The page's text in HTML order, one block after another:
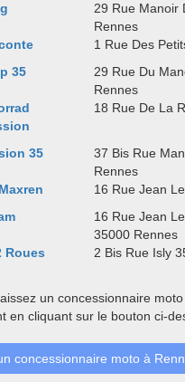
29 Rue Manoir
Rennes
1 Rue Des
35
29 Rue Du
Rennes
18 Rue De La
35
37 Bis Rue
Rennes
16 Rue Jean
16 Rue Jean
35000 Rennes
Roues 2 Bis Rue Isly
un concessionnaire
en cliquant sur le bouton ci-
concessionnaire moto à